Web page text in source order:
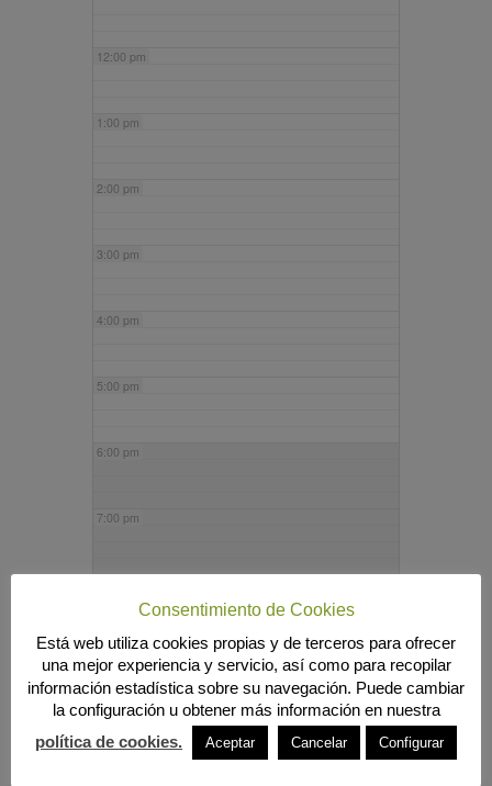
12:00 pm
1:00 pm
2:00 pm
3:00 pm
4:00 pm
5:00 pm
6:00 pm
7:00 pm
9:00 pm
10:00 pm
Consentimiento de Cookies
Está web utiliza cookies propias y de terceros para ofrecer
una mejor experiencia y servicio, así como para recopilar
información estadística sobre su navegación. Puede cambiar
la configuración u obtener más información en nuestra
política de cookies.
Aceptar Cancelar Configurar